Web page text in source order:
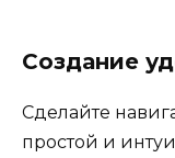
Создание
Сделайте
простой и